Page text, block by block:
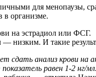
для менопаузы,
в организме.
на эстрадиол или ФСГ.
низким. И такие
сдать анализ крови
показатель равен 1-2